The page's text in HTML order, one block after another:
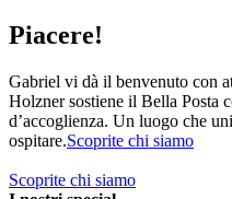
Piacere!
Gabriel vi dà il benvenuto con
Holzner sostiene il Bella Posta
d’accoglienza. Un luogo che
ospitare.Scoprite chi siamo
Scoprite chi siamo